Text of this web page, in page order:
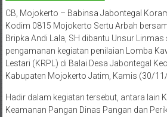
CB, Mojokerto – Babinsa Jabontegal
Kodim 0815 Mojokerto Sertu Arbah
Bripka Andi Lala, SH dibantu Unsur
pengamanan kegiatan penilaian Lomba
Lestari (KRPL) di Balai Desa Jabontegal
Kabupaten Mojokerto Jatim, Kamis (30/
Hadir dalam kegiatan tersebut, antara lain
Keamanan Pangan Dinas Pangan dan